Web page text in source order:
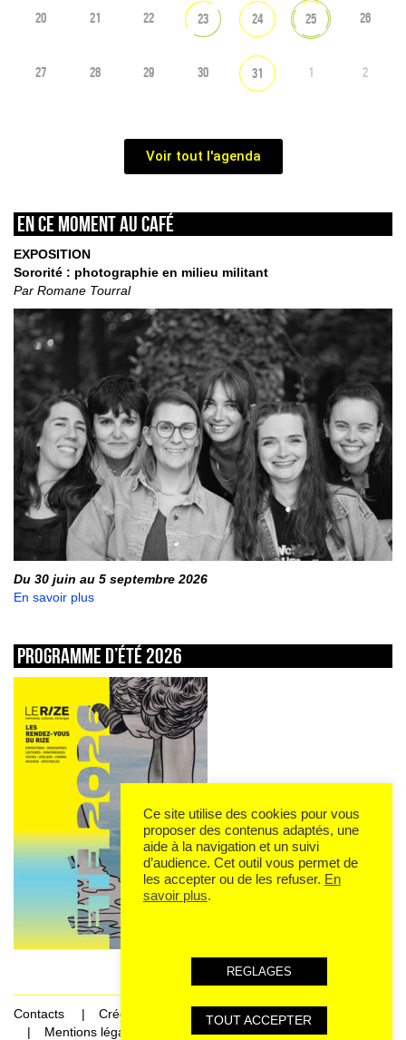
20 21 22 23 24 25 26
27 28 29 30 31 1 2
Voir tout l'agenda
En ce moment au café
EXPOSITION
Sororité : photographie en milieu militant
Par Romane Tourral
Du 30 juin au 5 septembre 2026
En savoir plus
Programme d’été 2026
Contacts
Crédits
Mentions légales et données personnelles
Ce site utilise des cookies pour vous
proposer des contenus adaptés, une
aide à la navigation et un suivi
d’audience. Cet outil vous permet de
les accepter ou de les refuser. En
savoir plus.
REGLAGES
TOUT ACCEPTER